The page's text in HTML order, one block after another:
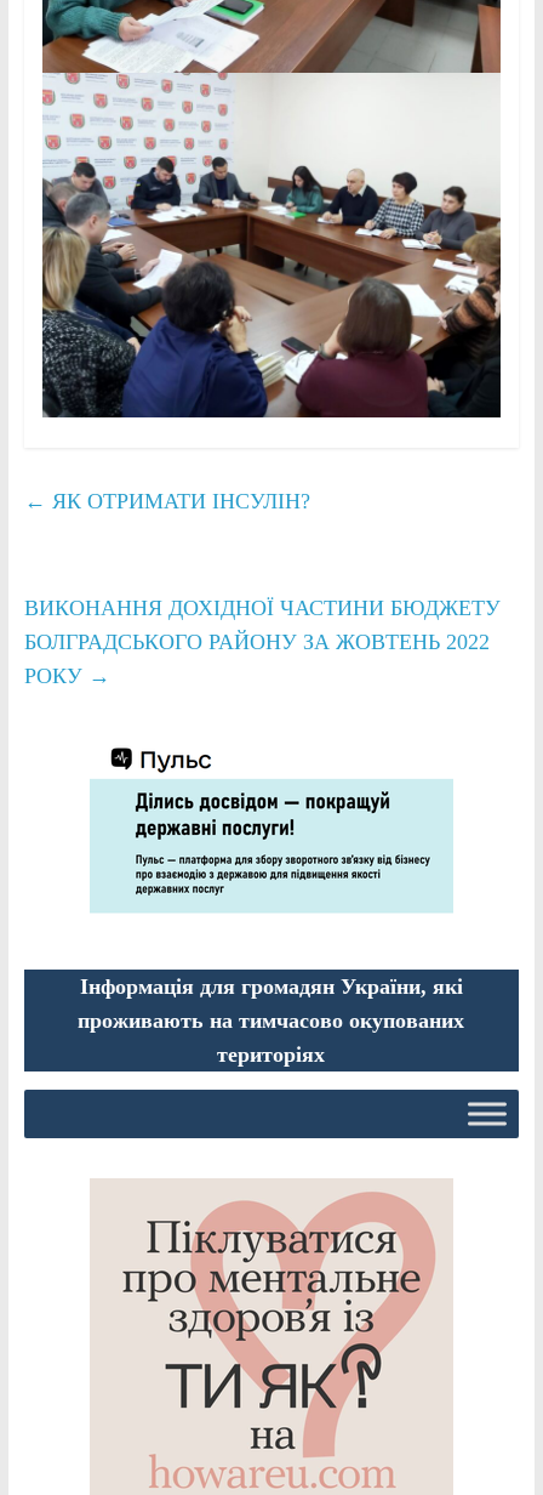
← ЯК ОТРИМАТИ ІНСУЛІН?
ВИКОНАННЯ ДОХІДНОЇ ЧАСТИНИ БЮДЖЕТУ
БОЛГРАДСЬКОГО РАЙОНУ ЗА ЖОВТЕНЬ 2022
РОКУ →
Інформація для громадян України, які
проживають на тимчасово окупованих
територіях